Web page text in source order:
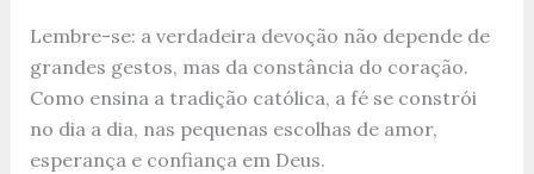
Lembre-se: a verdadeira devoção não depende de
grandes gestos, mas da constância do coração.
Como ensina a tradição católica, a fé se constrói
no dia a dia, nas pequenas escolhas de amor,
esperança e confiança em Deus.